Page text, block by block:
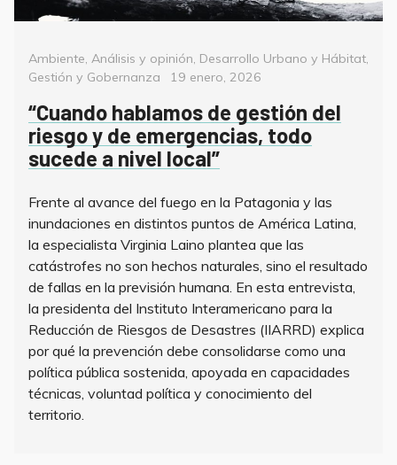
Categorías
Ambiente, Análisis y opinión, Desarrollo Urbano y Hábitat,
Gestión y Gobernanza
Posted
19 enero, 2026
“Cuando hablamos de gestión del
riesgo y de emergencias, todo
sucede a nivel local”
Frente al avance del fuego en la Patagonia y las
inundaciones en distintos puntos de América Latina,
la especialista Virginia Laino plantea que las
catástrofes no son hechos naturales, sino el resultado
de fallas en la previsión humana. En esta entrevista,
la presidenta del Instituto Interamericano para la
Reducción de Riesgos de Desastres (IIARRD) explica
por qué la prevención debe consolidarse como una
política pública sostenida, apoyada en capacidades
técnicas, voluntad política y conocimiento del
territorio.